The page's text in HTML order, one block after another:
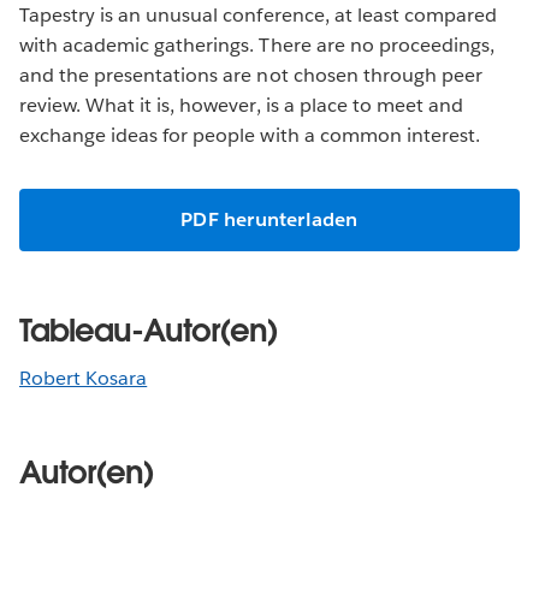
Tapestry is an unusual conference, at least compared
with academic gatherings. There are no proceedings,
and the presentations are not chosen through peer
review. What it is, however, is a place to meet and
exchange ideas for people with a common interest.
PDF herunterladen
Tableau-Autor(en)
Robert Kosara
Autor(en)